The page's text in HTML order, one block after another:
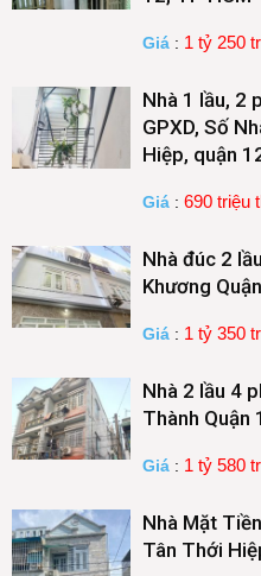
Giá : 1 tỷ 250
Nhà 1 lầu, 2
GPXD, Số
Hiệp, quận
Giá : 690 triệu
Nhà đúc 2
Khương
Giá : 1 tỷ 350
Nhà 2 lầu 4
Thành Quận
Giá : 1 tỷ 580
Nhà Mặt
Tân Thới